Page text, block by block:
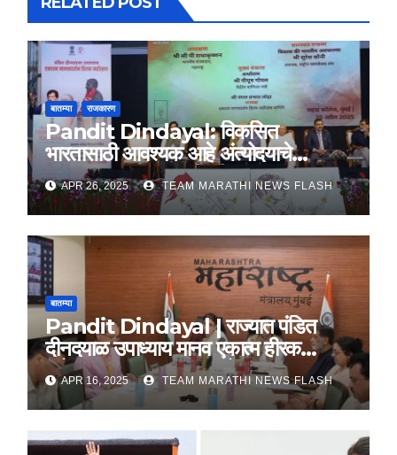
बातम्या राजकारण
Pandit Dindayal: विकसित
भारतासाठी आवश्यक आहे अंत्योदयाचे
तत्वज्ञान – राज्यपाल सी. पी. राधाकृष्णन
APR 26, 2025 TEAM MARATHI NEWS FLASH
बातम्या
Pandit Dindayal | राज्यात पंडित
दीनदयाळ उपाध्याय मानव एकात्म हीरक
महोत्सव, 22-25 दरम्यान होणार साजरा
APR 16, 2025 TEAM MARATHI NEWS FLASH